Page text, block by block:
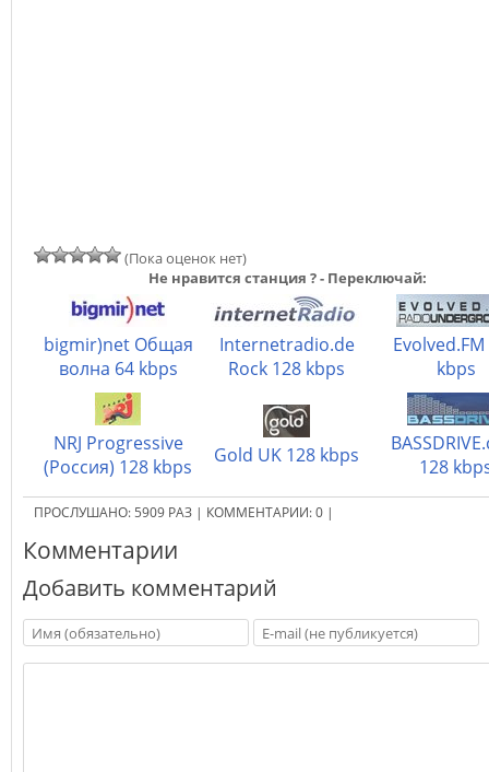
(Пока оценок нет)
Не нравится станция ? - Переключай:
bigmir)net Общая
волна 64 kbps
Internetradio.de
Rock 128 kbps
kbps
NRJ Progressive
(Россия) 128 kbps
Gold UK 128 kbps
128
ПРОСЛУШАНО: 5909 РАЗ | КОММЕНТАРИИ:0 |
Комментарии
Добавить комментарий